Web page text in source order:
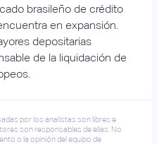
brasileño de crédito
en expansión.
depositarias
de la liquidación de
por los analistas son libres e
son responsables de ellas. No
o la opinión del equipo de